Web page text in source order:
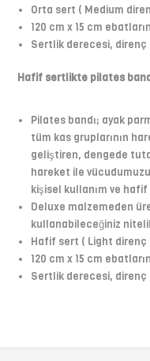
Orta sert ( Medium
120 cm x 15 cm
Sertlik derecesi,
Hafif sertlikte pilates
Pilates bandı; ayak
tüm kas gruplarının
geliştiren, dengede
hareket ile
kişisel kullanım ve
Deluxe malzemeden
kullanabileceğiniz
Hafif sert ( Light direnç
120 cm x 15 cm
Sertlik derecesi,